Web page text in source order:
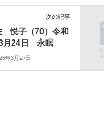
次の記事
悦子（70）令和
月24日 永眠
年3月27日